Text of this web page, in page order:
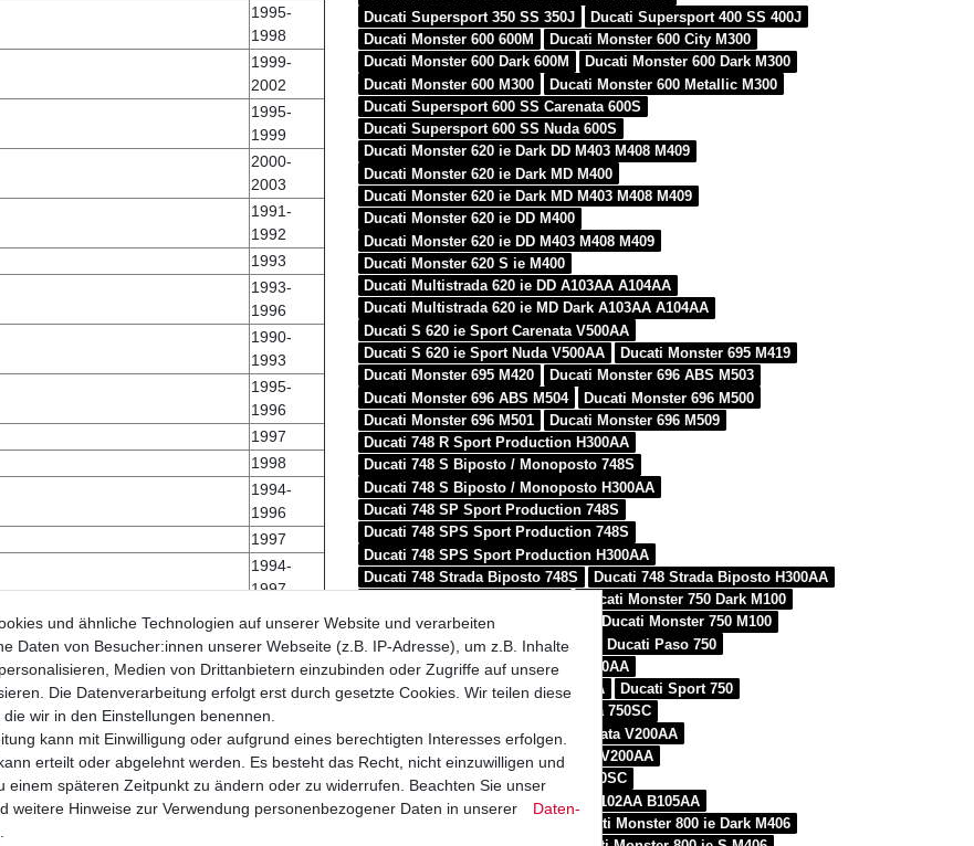
1995-
1998
1999-
2002
1995-
1999
2000-
2003
1991-
1992
1993
1993-
1996
1990-
1993
1995-
1996
1997
1998
1994-
1996
1997
1994-
1997
1998
1997-
1998
2001
1999-
2001
1999-
2000
2001-
Ducati Supersport 350 SS 350J
Ducati Supersport 400 SS 400J
Ducati Monster 600 600M
Ducati Monster 600 City M300
Ducati Monster 600 Dark 600M
Ducati Monster 600 Dark M300
Ducati Monster 600 M300
Ducati Monster 600 Metallic M300
Ducati Supersport 600 SS Carenata 600S
Ducati Supersport 600 SS Nuda 600S
Ducati Monster 620 ie Dark DD M403 M408 M409
Ducati Monster 620 ie Dark MD M400
Ducati Monster 620 ie Dark MD M403 M408 M409
Ducati Monster 620 ie DD M400
Ducati Monster 620 ie DD M403 M408 M409
Ducati Monster 620 S ie M400
Ducati Multistrada 620 ie DD A103AA A104AA
Ducati Multistrada 620 ie MD Dark A103AA A104AA
Ducati S 620 ie Sport Carenata V500AA
Ducati S 620 ie Sport Nuda V500AA
Ducati Monster 695 M419
Ducati Monster 695 M420
Ducati Monster 696 ABS M503
Ducati Monster 696 ABS M504
Ducati Monster 696 M500
Ducati Monster 696 M501
Ducati Monster 696 M509
Ducati 748 R Sport Production H300AA
Ducati 748 S Biposto / Monoposto 748S
Ducati 748 S Biposto / Monoposto H300AA
Ducati 748 SP Sport Production 748S
Ducati 748 SPS Sport Production 748S
Ducati 748 SPS Sport Production H300AA
Ducati 748 Strada Biposto 748S
Ducati 748 Strada Biposto H300AA
Ducati Monster 750 Dark M100
Ducati Monster 750 ie Dark M400
Ducati Monster 750 M100
Ducati Monster 750 Metallic M100
Ducati Paso 750
Ducati S 750 ie Sport Carenata V200AA
Ducati S 750 ie Sport Nuda V200AA
Ducati Sport 750
Ducati Supersport 750 SS Carenata 750SC
Ducati Supersport 750 SS ie Carenata V200AA
Ducati Supersport 750 SS ie Nuda V200AA
Ducati Supersport 750 SS Nuda 750SC
Ducati Hypermotard 796 B101AA B102AA B105AA
Ducati Monster 800 ie Dark M406
und ähnliche Technologien auf unserer Website und verarbeiten
Daten von Besucher:innen unserer Webseite (z.B. IP-Adresse), um z.B. Inhalte
Medien von Drittanbietern einzubinden oder Zugriffe auf unsere
Die Datenverarbeitung erfolgt erst durch gesetzte Cookies. Wir teilen diese
wir in den Einstellungen benennen.
kann mit Einwilligung oder aufgrund eines berechtigten Interesses erfolgen.
erteilt oder abgelehnt werden. Es besteht das Recht, nicht einzuwilligen und
einem späteren Zeitpunkt zu ändern oder zu widerrufen. Beachten Sie unser
weitere Hinweise zur Verwendung personenbezogener Daten in unserer
Daten­